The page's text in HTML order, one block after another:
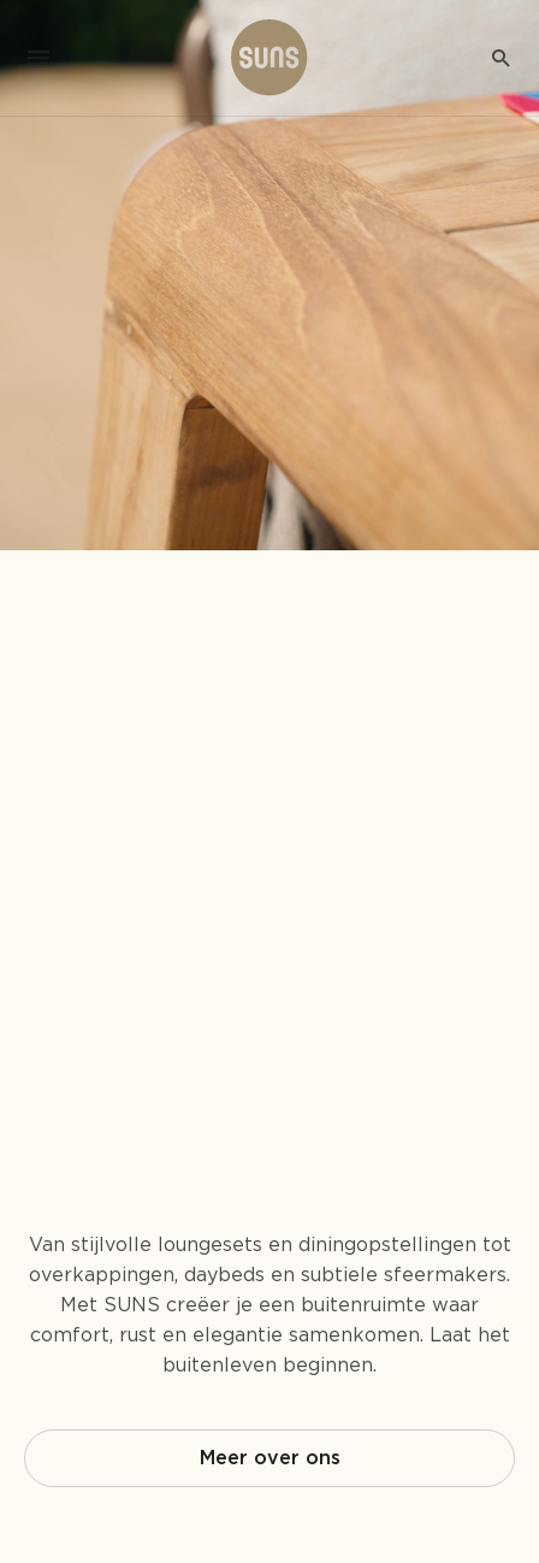
Van stijlvolle loungesets en diningopstellingen tot
overkappingen, daybeds en subtiele sfeermakers.
Met SUNS creëer je een buitenruimte waar
comfort, rust en elegantie samenkomen. Laat het
buitenleven beginnen.
Meer over ons